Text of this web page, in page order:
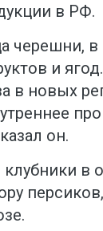
в РФ.
черешни,
и
в новых
он.
в